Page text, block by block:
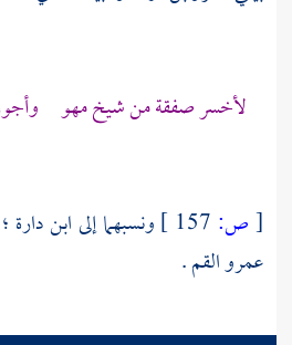
لأخسر صفقة من شيخ مهو
[ص: ونسبهما إلىابن دارة
عمرو القم.